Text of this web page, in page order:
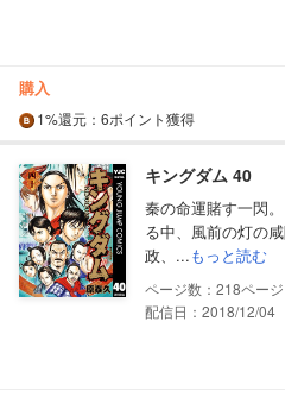
購入
1%還元 ：6ポイント獲得
キングダム 40
秦の命運賭す一閃
る中、風前の灯の
政、...もっと読む
218
配信日：2018/12/04